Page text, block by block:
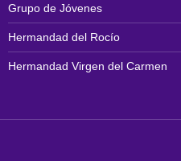
Grupo de Jóvenes
Hermandad del Rocío
Hermandad Virgen del Carmen